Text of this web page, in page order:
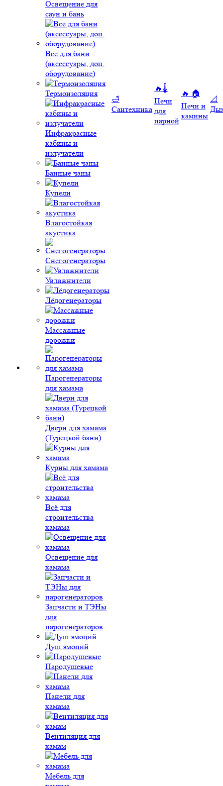
Освещение для
саун и бань
Все для бани
(аксессуары, доп.
оборудование)
Термоизоляция
Инфракрасные
кабины и
излучатели
Банные чаны
Купели
Влагостойкая
акустика
Снегогенераторы
Увлажнители
Лёдогенераторы
Массажные
дорожки
Парогенераторы
для хамама
Двери для хамама
(Турецкой бани)
Курны для хамама
Всё для
строительства
хамама
Освещение для
хамама
Запчасти и ТЭНы
для
парогенераторов
Душ эмоций
Пародушевые
Панели для
хамама
Вентиляция для
хамам
Мебель для
🛁
Сантехника
🔥🌡️
Печи
для
парной
🔥 🏠
Печи и
камины
📐